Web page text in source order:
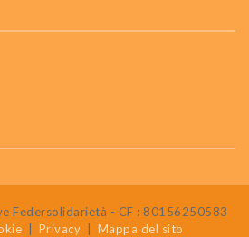
Federsolidarietà - CF : 80156250583
Privacy Mappa del sito